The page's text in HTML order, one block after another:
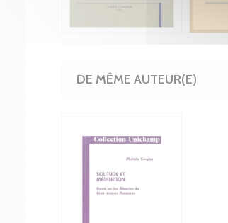
DE MÊME AUTEUR(E)